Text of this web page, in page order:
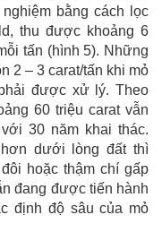
bằng cách lọc
thu được khoảng 6
tấn (hình 5). Những
2 – 3 carat/tấn khi mỏ
được xử lý. Theo
60 triệu carat vẫn
30 năm khai thác.
dưới lòng đất thì
hoặc thậm chí gấp
đang được tiến hành
định độ sâu của mỏ